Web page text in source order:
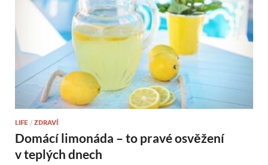
LIFE / ZDRAVÍ
Domácí limonáda – to pravé osvěžení
v teplých dnech